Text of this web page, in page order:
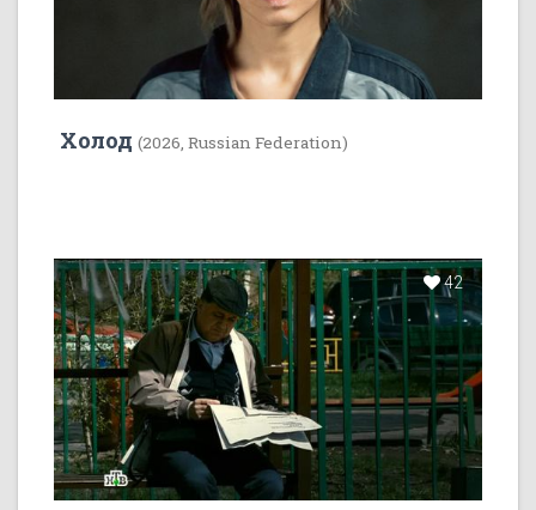
Холод (2026, Russian Federation)
42